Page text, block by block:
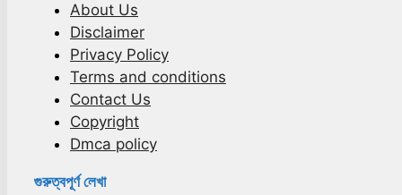
About Us
Disclaimer
Privacy Policy
Terms and conditions
Contact Us
Copyright
Dmca policy
গুরুত্বপূর্ণ লেখা